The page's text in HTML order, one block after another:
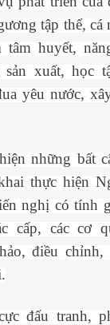
tập thể, cá
tâm huyết,
xuất, học
yêu nước,
những bất
thực hiện
nghị có tính
cấp, các cơ
điều
đấu tranh,